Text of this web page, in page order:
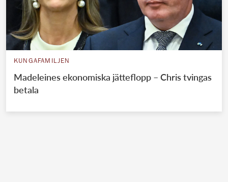
KUNGAFAMILJEN
Madeleines ekonomiska jätteflopp – Chris tvingas
betala